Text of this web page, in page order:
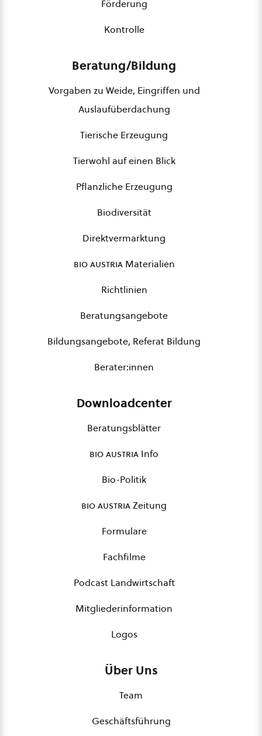
Förderung
Kontrolle
Beratung/Bildung
Vorgaben zu Weide, Eingriffen und
Auslaufüberdachung
Tierische Erzeugung
Tierwohl auf einen Blick
Pflanzliche Erzeugung
Biodiversität
Direktvermarktung
bio austriaMaterialien
Richtlinien
Beratungsangebote
Bildungsangebote, Referat Bildung
Berater:innen
Downloadcenter
Beratungsblätter
bio austria Info
Bio-Politik
bio austriaZeitung
Formulare
Fachfilme
Podcast Landwirtschaft
Mitgliederinformation
Logos
Über Uns
Team
Geschäftsführung